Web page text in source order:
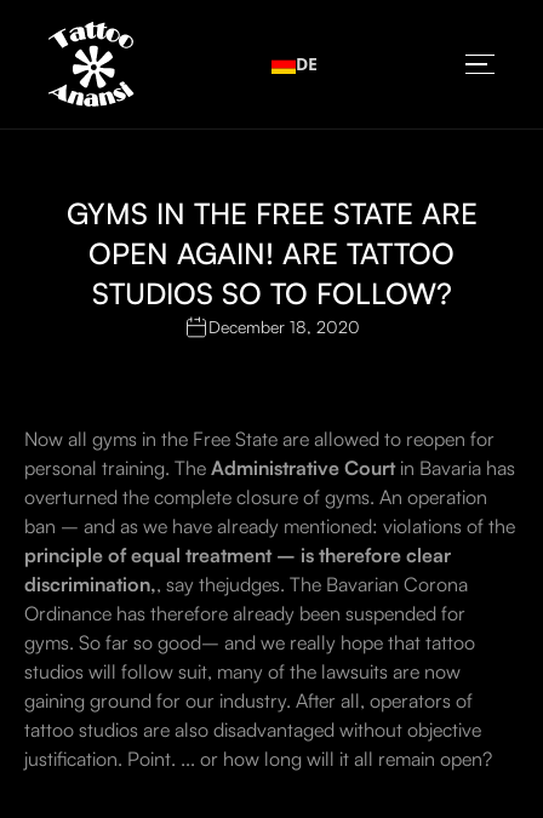
DE
GYMS IN THE FREE STATE ARE
OPEN AGAIN! ARE TATTOO
STUDIOS SO TO FOLLOW?
December 18, 2020
Now all gyms in the Free State are allowed to reopen for
personal training. The Administrative Courtin Bavaria has
overturned the complete closure of gyms. An operation
ban – and as we have already mentioned: violations of the
principle of equal treatment – is therefore clear
discrimination,, say thejudges. The Bavarian Corona
Ordinance has therefore already been suspended for
gyms. So far so good– and we really hope that tattoo
studios will follow suit, many of the lawsuits are now
gaining ground for our industry. After all, operators of
tattoo studios are also disadvantaged without objective
justification. Point. ... or how long will it all remain open?